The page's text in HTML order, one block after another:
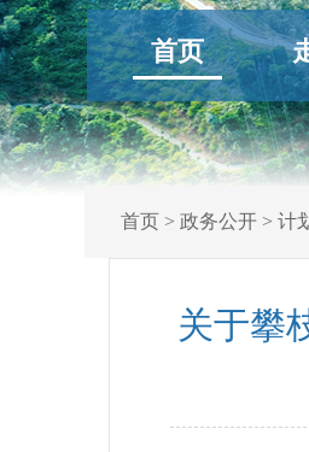
首页
首页> 政务公开> 计
关于攀